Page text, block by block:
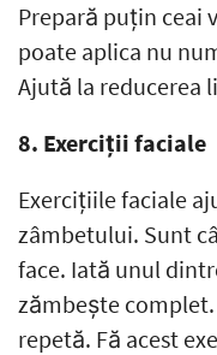
Prepară puțin ceai
poate aplica nu
Ajută la reducerea
8. Exerciții faciale
Exercițiile faciale
zâmbetului. Sunt
face. Iată unul
zămbește
repetă. Fă acest